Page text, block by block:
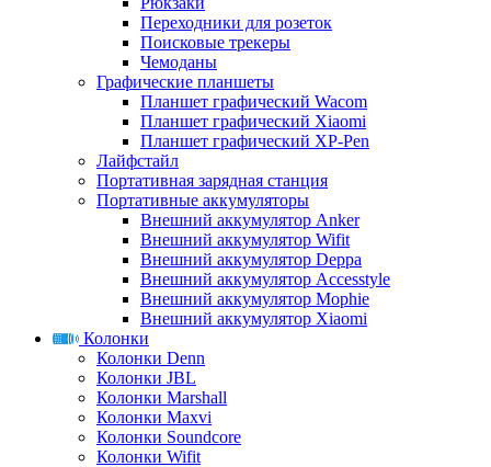
Переходники для розеток
Поисковые трекеры
Чемоданы
Графические планшеты
Планшет графический Wacom
Планшет графический Xiaomi
Планшет графический XP-Pen
Лайфстайл
Портативная зарядная станция
Портативные аккумуляторы
Внешний аккумулятор Anker
Внешний аккумулятор Wifit
Внешний аккумулятор Deppa
Внешний аккумулятор Accesstyle
Внешний аккумулятор Mophie
Внешний аккумулятор Xiaomi
Колонки
Колонки Denn
Колонки JBL
Колонки Marshall
Колонки Maxvi
Колонки Soundcore
Колонки Wifit